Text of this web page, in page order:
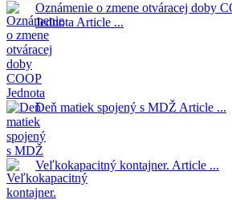
Oznámenie o zmene otváracej doby
Jednota Article ...
Deň matiek spojený s MDŽ Article ...
Veľkokapacitný kontajner. Article ...